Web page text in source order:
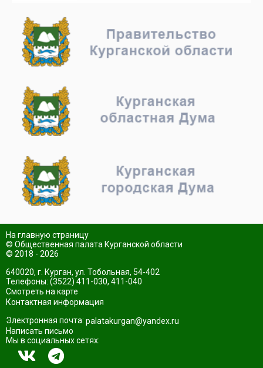
На главную страницу
© Общественная палата Курганской области
© 2018 - 2026
640020, г. Курган, ул. Тобольная, 54-402
Телефоны: (3522) 411-030, 411-040
Смотреть на карте
Контактная информация
Электронная почта: palatakurgan@yandex.ru
Написать письмо
Мы в социальных сетях: